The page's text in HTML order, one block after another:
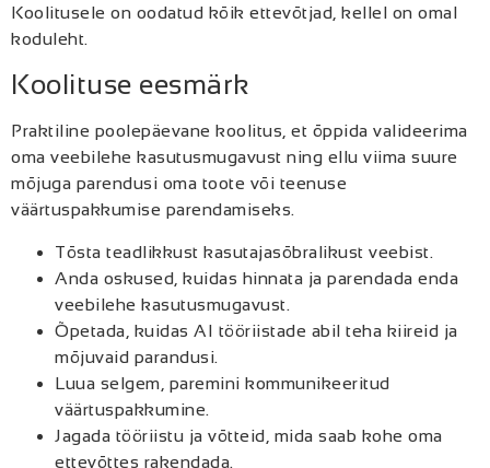
Koolitusele on oodatud kõik ettevõtjad, kellel on omal
koduleht.
Koolituse eesmärk
Praktiline poolepäevane koolitus, et õppida valideerima
oma veebilehe kasutusmugavust ning ellu viima suure
mõjuga parendusi oma toote või teenuse
väärtuspakkumise parendamiseks.
Tõsta teadlikkust kasutajasõbralikust veebist.
Anda oskused, kuidas hinnata ja parendada enda
veebilehe kasutusmugavust.
Õpetada, kuidas AI tööriistade abil teha kiireid ja
mõjuvaid parandusi.
Luua selgem, paremini kommunikeeritud
väärtuspakkumine.
Jagada tööriistu ja võtteid, mida saab kohe oma
ettevõttes rakendada.